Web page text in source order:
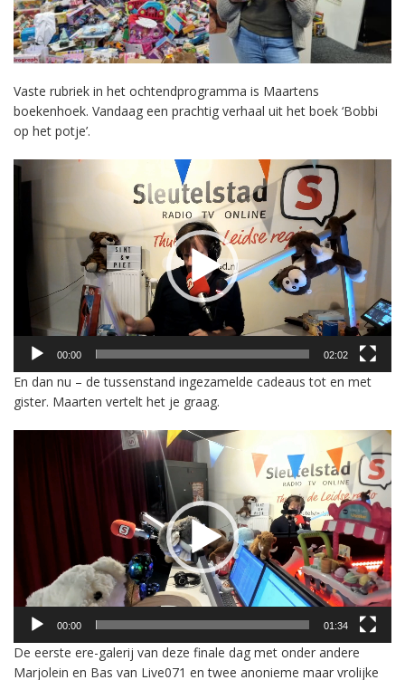
Vaste rubriek in het ochtendprogramma is Maartens
boekenhoek. Vandaag een prachtig verhaal uit het boek ‘Bobbi
op het potje’.
Videospeler
00:00 02:02
En dan nu – de tussenstand ingezamelde cadeaus tot en met
gister. Maarten vertelt het je graag.
00:00 01:34
De eerste ere-galerij van deze finale dag met onder andere
Marjolein en Bas van Live071 en twee anonieme maar vrolijke